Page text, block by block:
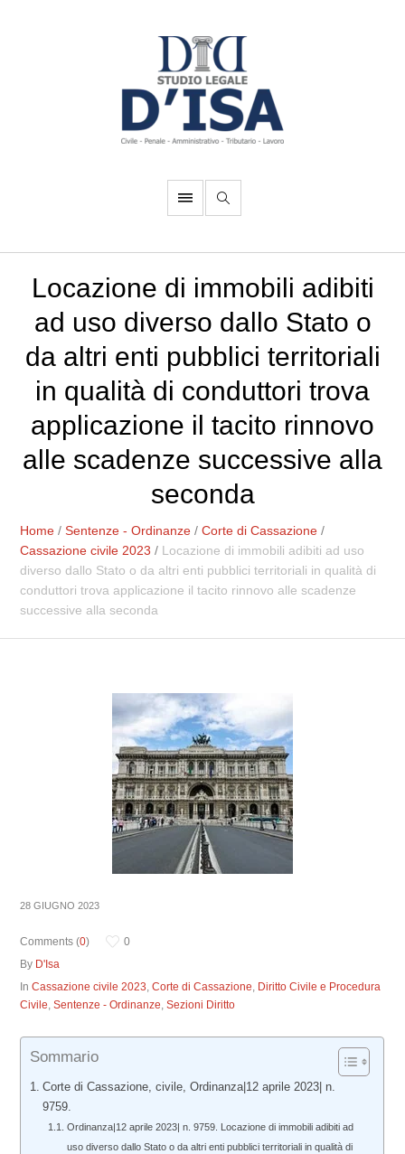
Locazione di immobili adibiti
ad uso diverso dallo Stato o
da altri enti pubblici territoriali
in qualità di conduttori trova
applicazione il tacito rinnovo
alle scadenze successive alla
seconda
Home /Sentenze - Ordinanze /Corte di Cassazione /
Cassazione civile 2023 / Locazione di immobili adibiti ad uso
diverso dallo Stato o da altri enti pubblici territoriali in qualità di
conduttori trova applicazione il tacito rinnovo alle scadenze
successive alla seconda
28 GIUGNO 2023
Comments (0)
0
By D'Isa
InCassazione civile 2023,Corte di Cassazione, Diritto Civile e Procedura
Civile,Sentenze - Ordinanze,Sezioni Diritto
Sommario
Corte di Cassazione, civile, Ordinanza|12 aprile 2023| n.
9759.
Ordinanza|12 aprile 2023| n. 9759. Locazione di immobili adibiti ad
uso diverso dallo Stato o da altri enti pubblici territoriali in qualità di